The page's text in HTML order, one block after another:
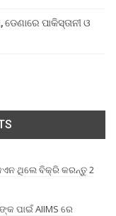
ପାକିସ୍ତାନୀ ଓ
କଏନ ଥିଲେ ବିକ୍ରି କରନ୍ତୁ 2
ପାଇଁ AIIMS ରେ